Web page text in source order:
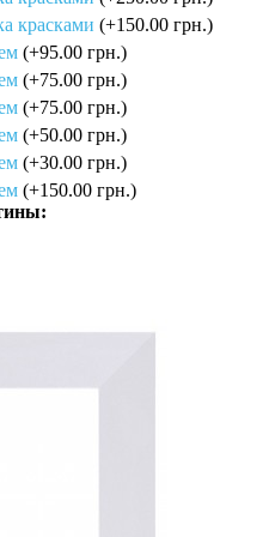
красками (+150.00 грн.)
(+95.00 грн.)
(+75.00 грн.)
(+75.00 грн.)
(+50.00 грн.)
(+30.00 грн.)
(+150.00 грн.)